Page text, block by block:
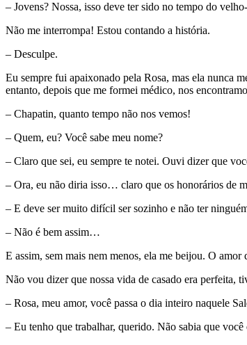
– Jovens? Nossa, isso deve ter sido no tempo do
Não me interrompa! Estou contando a história.
– Desculpe.
Eu sempre fui apaixonado pela Rosa, mas ela nunca
entanto, depois que me formei médico, nos
– Chapatin, quanto tempo não nos vemos!
– Quem, eu? Você sabe meu nome?
– Claro que sei, eu sempre te notei. Ouvi dizer que
– Ora, eu não diria isso… claro que os honorários de
– E deve ser muito difícil ser sozinho e não ter
– Não é bem assim…
E assim, sem mais nem menos, ela me beijou. O
Não vou dizer que nossa vida de casado era perfeita,
– Rosa, meu amor, você passa o dia inteiro naquele
– Eu tenho que trabalhar, querido. Não sabia que